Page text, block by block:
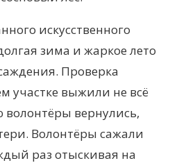
искусственного
зима и жаркое лето
Проверка
участке выжили не всё
волонтёры вернулись,
Волонтёры сажали
раз отыскивая на